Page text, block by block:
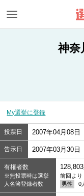
神奈
My選挙に登録
投票日 2007年04月08日
告示日 2007年03月30日
有権者数
※無投票時は選挙
人名簿登録者数
前回より
男性
0